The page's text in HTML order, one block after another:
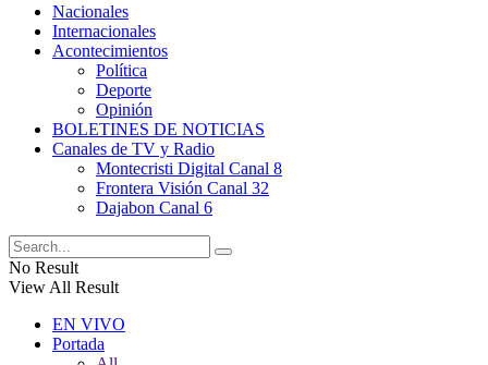
Nacionales
Internacionales
Acontecimientos
Política
Deporte
Opinión
BOLETINES DE NOTICIAS
Canales de TV y Radio
Montecristi Digital Canal 8
Frontera Visión Canal 32
Dajabon Canal 6
No Result
View All Result
EN VIVO
Portada